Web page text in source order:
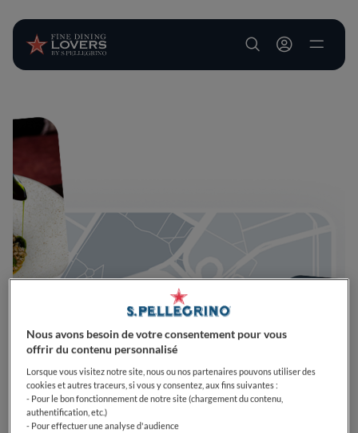
User account
Nous avons besoin de votre consentement pour vous
offrir du contenu personnalisé
Lorsque vous visitez notre site, nous ou nos partenaires pouvons utiliser des
cookies et autres traceurs, si vous y consentez, aux fins suivantes :
- Pour le bon fonctionnement de notre site (chargement du contenu,
authentification, etc.)
- Pour effectuer une analyse d'audience